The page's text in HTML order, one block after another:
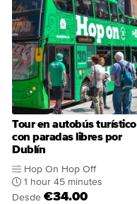
Tour en autobús turístico
con paradas libres por
Dublín
Hop On Hop Off
1 hour 45 minutes
Desde €34.00